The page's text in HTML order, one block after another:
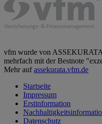
vfm wurde von
mehrfach mit der Bestnote
Mehr aufassekurata.vfm.de
Startseite
Impressum
Erstinformation
Datenschutz